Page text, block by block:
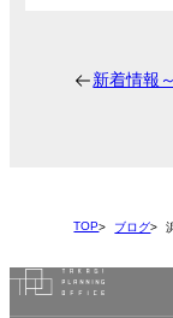
新着情報
TOP ブログ